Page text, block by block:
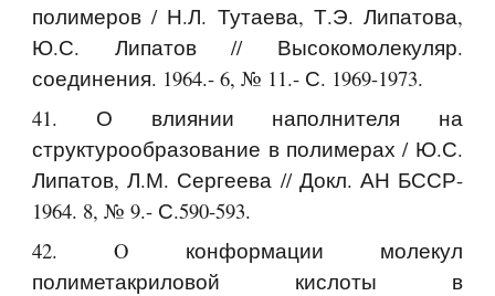
полимеров / Н.Л. Тутаева, Т.Э. Липатова,
Ю.С. Липатов // Высокомолекуляр.
соединения. 1964.- 6, № 11.- С. 1969-1973.
41. О влиянии наполнителя на
структурообразование в полимерах / Ю.С.
Липатов, Л.М. Сергеева // Докл. АН БССР-
1964. 8, № 9.- С.590-593.
42. O конформации молекул
полиметакриловой кислоты в